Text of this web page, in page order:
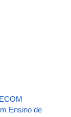
Ensino de